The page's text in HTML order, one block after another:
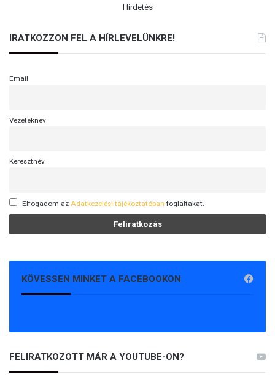
Hirdetés
IRATKOZZON FEL A HÍRLEVELÜNKRE!
Email
Vezetéknév
Keresztnév
Elfogadom az Adatkezelési tájékoztatóban foglaltakat.
KÖVESSEN MINKET A FACEBOOKON
FELIRATKOZOTT MÁR A YOUTUBE-ON?